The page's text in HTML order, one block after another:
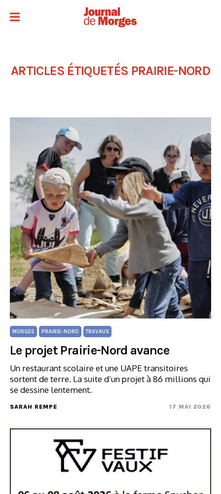
ARTICLES ÉTIQUETÉS PRAIRIE-NORD
MORGES PRAIRIE-NORD TRAVAUX
Le projet Prairie-Nord avance
Un restaurant scolaire et une UAPE transitoires
sortent de terre. La suite d’un projet à 86 millions qui
se dessine lentement.
SARAH REMPE 17 MAI 2026